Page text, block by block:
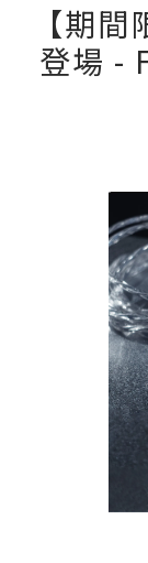
【期
登場 -